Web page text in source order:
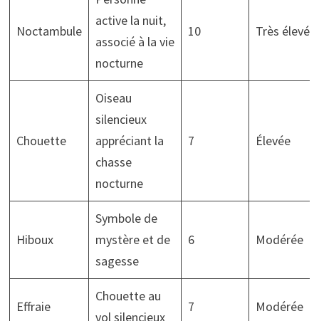
Noctambule
active la nuit,
associé à la vie
nocturne
10 Très élevée
Chouette
Oiseau
silencieux
appréciant la
chasse
nocturne
7 Élevée
Hiboux
Symbole de
mystère et de
sagesse
6 Modérée
Effraie
Chouette au
vol silencieux
7 Modérée